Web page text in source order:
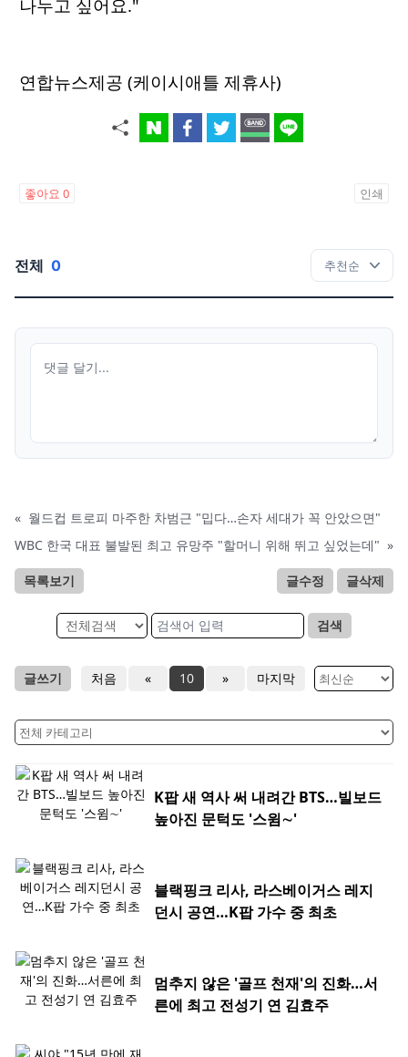
나누고 싶어요."
연합뉴스제공 (케이시애틀 제휴사)
좋아요 0 인쇄
전체 0
« 월드컵 트로피 마주한 차범근 "밉다…손자 세대가 꼭 안았으면"
WBC 한국 대표 불발된 최고 유망주 "할머니 위해 뛰고 싶었는데" »
목록보기 글수정 글삭제
검색
글쓰기 처음 « 10 » 마지막
K팝 새 역사 써 내려간 BTS…빌보드
높아진 문턱도 '스윔∼'
블랙핑크 리사, 라스베이거스 레지
던시 공연…K팝 가수 중 최초
멈추지 않은 '골프 천재'의 진화…서
른에 최고 전성기 연 김효주